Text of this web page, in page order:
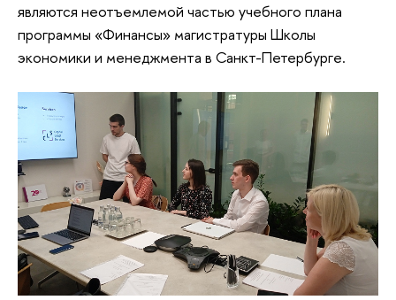
являются неотъемлемой частью учебного плана
программы «Финансы» магистратуры Школы
экономики и менеджмента в Санкт-Петербурге.